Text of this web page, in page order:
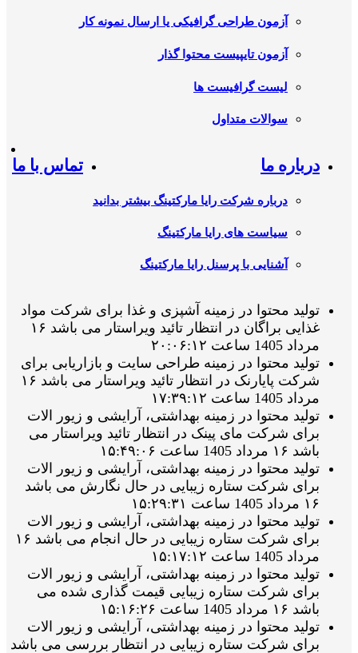
آزمون طراحی گرافیکی یا ارسال نمونه کار
آزمون تایپیست محتوا گذار
لیست گرافیست ها
سوالات متداول
درباره ما
درباره شرکت رایا مارکتینگ بیشتر بدانید
سیاست های رایا مارکتینگ
آشنایی با پرسنل رایا مارکتینگ
تماس با ما
تولید محتوا در زمینه آشپزی و غذا برای شرکت مواد
غذایی براگان در انتظار تائید ویراستار می باشد ۱۶
مرداد 1405 ساعت ۲۰:۰۶:۱۲
تولید محتوا در زمینه طراحی سایت و بازاریابی برای
شرکت پایارنک در انتظار تائید ویراستار می باشد ۱۶
مرداد 1405 ساعت ۱۷:۳۹:۱۲
تولید محتوا در زمینه بهداشتی، آرایشی و زیور الات
برای شرکت مای پینک در انتظار تائید ویراستار می
باشد ۱۶ مرداد 1405 ساعت ۱۵:۴۹:۰۶
تولید محتوا در زمینه بهداشتی، آرایشی و زیور الات
برای شرکت ستاره زیبایی در حال نگارش می باشد
۱۶ مرداد 1405 ساعت ۱۵:۲۹:۳۱
تولید محتوا در زمینه بهداشتی، آرایشی و زیور الات
برای شرکت ستاره زیبایی در حال انجام می باشد ۱۶
مرداد 1405 ساعت ۱۵:۱۷:۱۲
تولید محتوا در زمینه بهداشتی، آرایشی و زیور الات
برای شرکت ستاره زیبایی قیمت گذاری شده می
باشد ۱۶ مرداد 1405 ساعت ۱۵:۱۶:۲۶
تولید محتوا در زمینه بهداشتی، آرایشی و زیور الات
برای شرکت ستاره زیبایی در انتظار بررسی می باشد